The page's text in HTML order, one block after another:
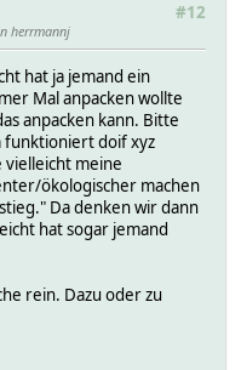
#12
herrmannj
hat ja jemand ein
Mal anpacken wollte
anpacken kann. Bitte
funktioniert doif xyz
vielleicht meine
ökologischer machen
Da denken wir dann
hat sogar jemand
rein. Dazu oder zu